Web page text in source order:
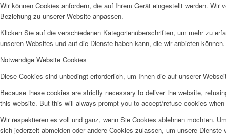
Wir können Cookies anfordern, die auf Ihrem Gerät eingestellt werden.
Beziehung zu unserer Website anpassen.
Klicken Sie auf die verschiedenen Kategorienüberschriften, um mehr zu
unseren Websites und auf die Dienste haben kann, die wir anbieten können.
Notwendige Website Cookies
Diese Cookies sind unbedingt erforderlich, um Ihnen die auf unserer
Because these cookies are strictly necessary to deliver the website,
this website. But this will always prompt you to accept/refuse cookies
Wir respektieren es voll und ganz, wenn Sie Cookies ablehnen möchten.
sich jederzeit abmelden oder andere Cookies zulassen, um unsere